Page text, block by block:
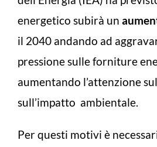
energetico subirà un
il 2040 andando ad
pressione sulle forniture
aumentando l’attenzione
sull’impatto ambientale.
Per questi motivi è